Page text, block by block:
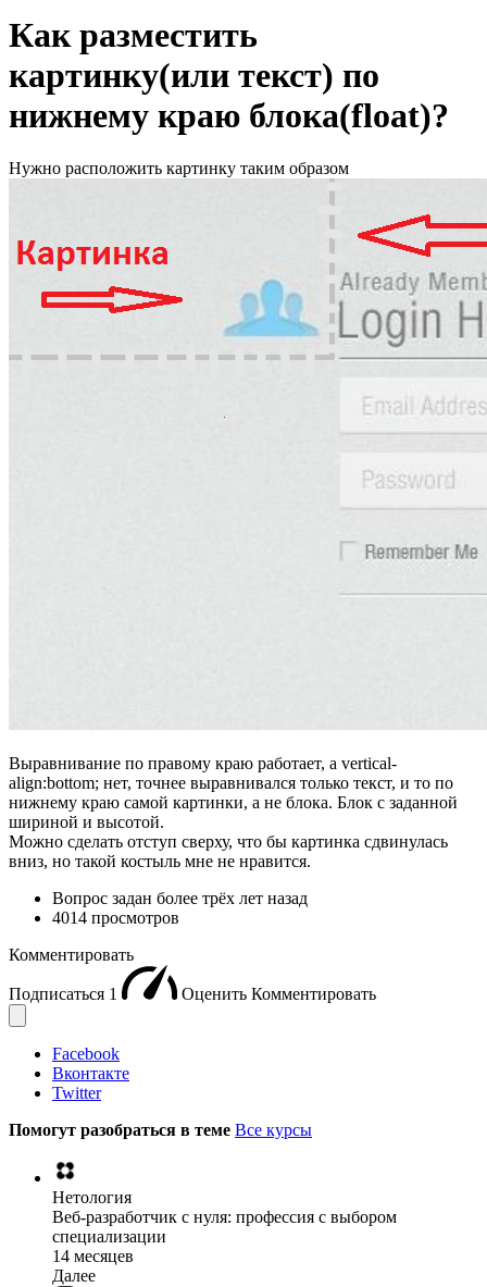
Как разместить
картинку(или текст) по
нижнему краю блока(float)?
Нужно расположить картинку таким образом
Выравнивание по правому краю работает, а vertical-
align:bottom; нет, точнее выравнивался только текст, и то по
нижнему краю самой картинки, а не блока. Блок с заданной
шириной и высотой.
Можно сделать отступ сверху, что бы картинка сдвинулась
вниз, но такой костыль мне не нравится.
Вопрос задан более трёх лет назад
4014 просмотров
Комментировать
Подписаться 1 Оценить Комментировать
Facebook
Вконтакте
Twitter
Помогут разобраться в теме Все курсы
Нетология
Веб-разработчик с нуля: профессия с выбором
специализации
14 месяцев
Далее